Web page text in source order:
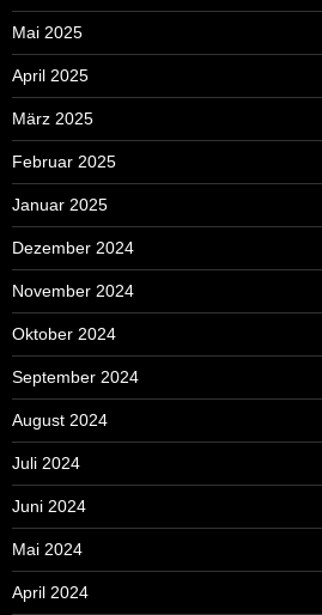
Mai 2025
April 2025
März 2025
Februar 2025
Januar 2025
Dezember 2024
November 2024
Oktober 2024
September 2024
August 2024
Juli 2024
Juni 2024
Mai 2024
April 2024